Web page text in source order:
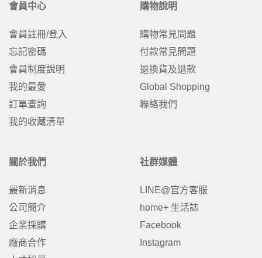
會員中心
會員註冊/登入
忘記密碼
會員制度說明
我的最愛
訂單查詢
我的收藏清單
購物說明
購物常見問題
付款常見問題
退換貨及退款
Global Shopping
聯絡我們
關於我們
最新消息
公司簡介
企業採購
廠商合作
社群媒體
LINE@官方客服
home+ 生活誌
Facebook
Instagram